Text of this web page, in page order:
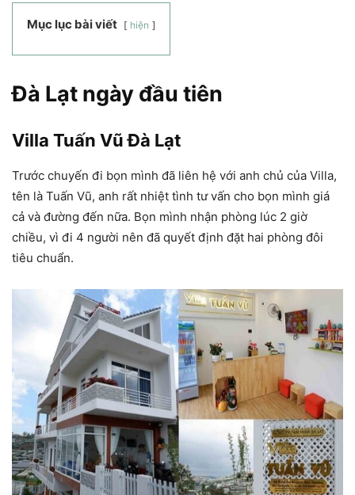
Mục lục bài viết hiện
Đà Lạt ngày đầu tiên
Villa Tuấn Vũ Đà Lạt
Trước chuyến đi bọn mình đã liên hệ với anh chủ của Villa,
tên là Tuấn Vũ, anh rất nhiệt tình tư vấn cho bọn mình giá
cả và đường đến nữa. Bọn mình nhận phòng lúc 2 giờ
chiều, vì đi 4 người nên đã quyết định đặt hai phòng đôi
tiêu chuẩn.